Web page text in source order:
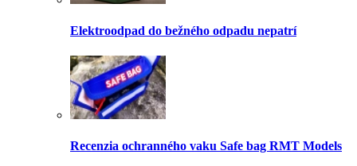
Elektroodpad do bežného odpadu nepatrí
Recenzia ochranného vaku Safe bag RMT Models